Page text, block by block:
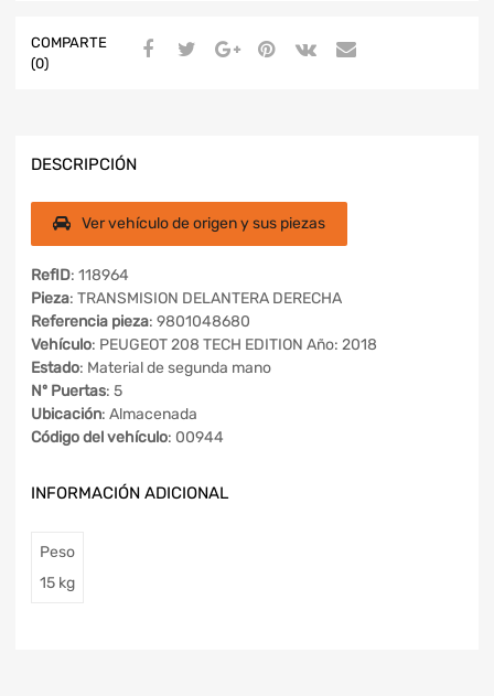
COMPARTE
(0)
DESCRIPCIÓN
Ver vehículo de origen y sus piezas
RefID: 118964
Pieza: TRANSMISION DELANTERA DERECHA
Referencia pieza: 9801048680
Vehículo: PEUGEOT 208 TECH EDITION Año: 2018
Estado: Material de segunda mano
Nº Puertas: 5
Ubicación: Almacenada
Código del vehículo: 00944
INFORMACIÓN ADICIONAL
Peso
15 kg